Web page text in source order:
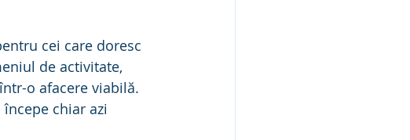
cei care doresc
de activitate,
o afacere viabilă.
chiar azi